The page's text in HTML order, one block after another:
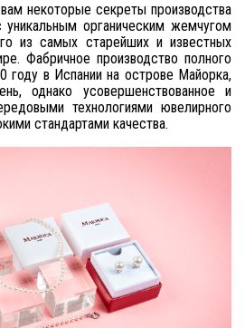
некоторые секреты производства
органическим жемчугом
из самых старейших и известных
Фабричное производство полного
году в Испании на острове Майорка,
однако усовершенствованное и
технологиями ювелирного
стандартами качества.